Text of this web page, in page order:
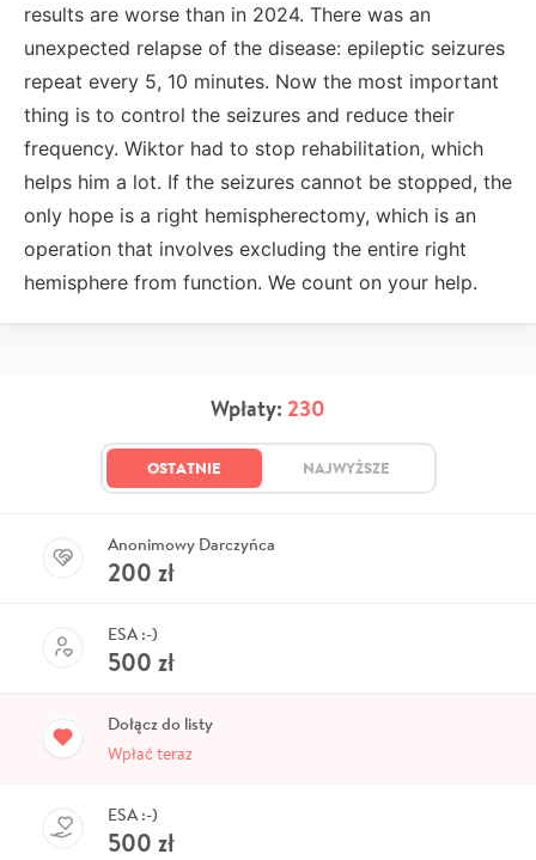
results are worse than in 2024. There was an
unexpected relapse of the disease: epileptic seizures
repeat every 5, 10 minutes. Now the most important
thing is to control the seizures and reduce their
frequency. Wiktor had to stop rehabilitation, which
helps him a lot. If the seizures cannot be stopped, the
only hope is a right hemispherectomy, which is an
operation that involves excluding the entire right
hemisphere from function. We count on your help.
Wpłaty: 230
OSTATNIE NAJWYŻSZE
Anonimowy Darczyńca
200 zł
ESA :-)
500 zł
Dołącz do listy
Wpłać teraz
ESA :-)
500 zł